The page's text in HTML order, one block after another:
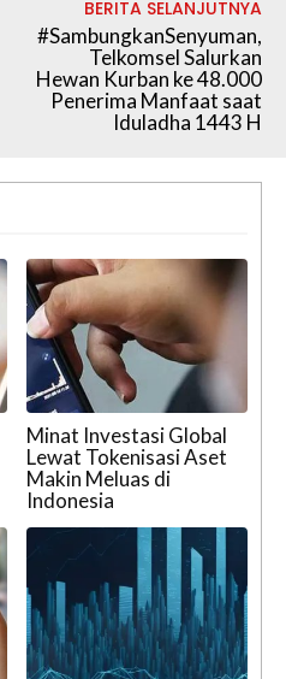
BERITA SELANJUTNYA
#SambungkanSenyuman,
Telkomsel Salurkan
Hewan Kurban ke 48.000
Penerima Manfaat saat
Iduladha 1443 H
Minat Investasi Global
Lewat Tokenisasi Aset
Makin Meluas di
Indonesia